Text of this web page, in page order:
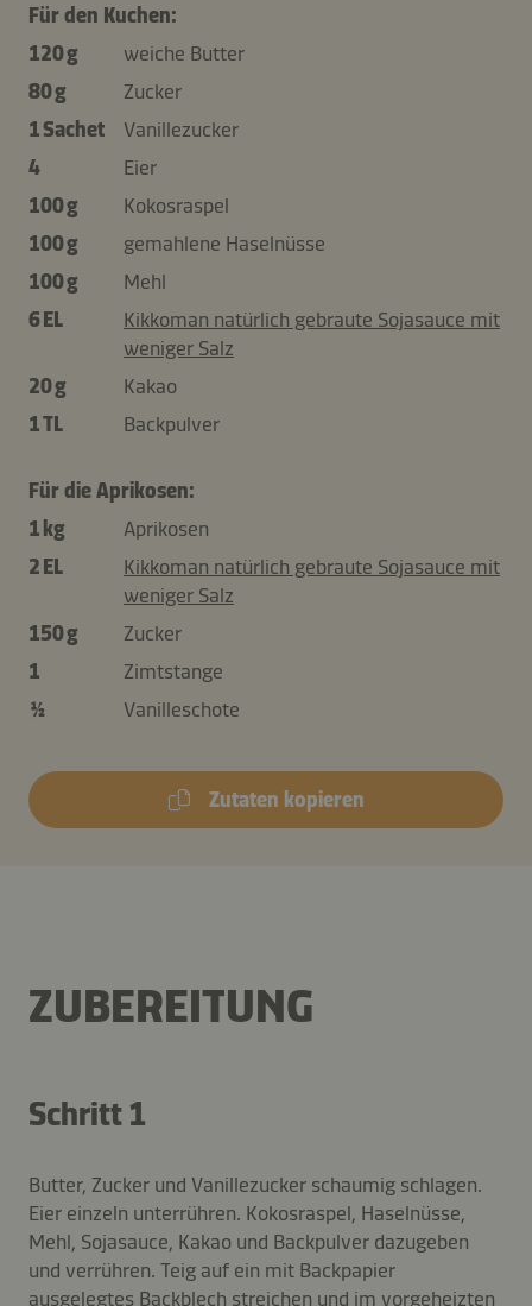
Für den Kuchen:
120 g
weiche Butter
80 g
Zucker
1 Sachet
Vanillezucker
4
Eier
100 g
Kokosraspel
100 g
gemahlene Haselnüsse
100 g
Mehl
6 EL
Kikkoman natürlich gebraute Sojasauce mit
weniger Salz
20 g
Kakao
1 TL
Backpulver
Für die Aprikosen:
1 kg
Aprikosen
2 EL
Kikkoman natürlich gebraute Sojasauce mit
weniger Salz
150 g
Zucker
1
Zimtstange
½
Vanilleschote
Zutaten kopieren
ZUBEREITUNG
Schritt 1
Butter, Zucker und Vanillezucker schaumig schlagen.
Eier einzeln unterrühren. Kokosraspel, Haselnüsse,
Mehl, Sojasauce, Kakao und Backpulver dazugeben
und verrühren. Teig auf ein mit Backpapier
ausgelegtes Backblech streichen und im vorgeheizten